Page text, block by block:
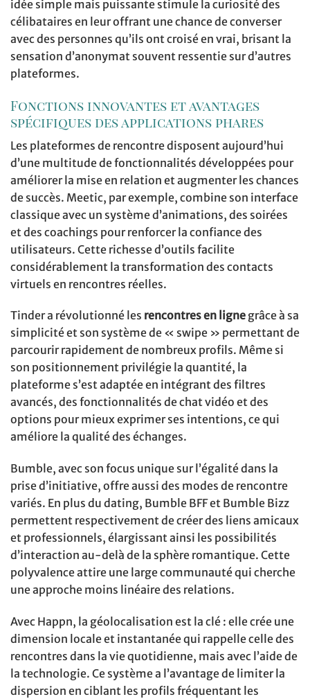
idée simple mais puissante stimule la curiosité des
célibataires en leur offrant une chance de converser
avec des personnes qu’ils ont croisé en vrai, brisant la
sensation d’anonymat souvent ressentie sur d’autres
plateformes.
Fonctions innovantes et avantages
spécifiques des applications phares
Les plateformes de rencontre disposent aujourd’hui
d’une multitude de fonctionnalités développées pour
améliorer la mise en relation et augmenter les chances
de succès. Meetic, par exemple, combine son interface
classique avec un système d’animations, des soirées
et des coachings pour renforcer la confiance des
utilisateurs. Cette richesse d’outils facilite
considérablement la transformation des contacts
virtuels en rencontres réelles.
Tinder a révolutionné les rencontres en ligne grâce à sa
simplicité et son système de « swipe » permettant de
parcourir rapidement de nombreux profils. Même si
son positionnement privilégie la quantité, la
plateforme s’est adaptée en intégrant des filtres
avancés, des fonctionnalités de chat vidéo et des
options pour mieux exprimer ses intentions, ce qui
améliore la qualité des échanges.
Bumble, avec son focus unique sur l’égalité dans la
prise d’initiative, offre aussi des modes de rencontre
variés. En plus du dating, Bumble BFF et Bumble Bizz
permettent respectivement de créer des liens amicaux
et professionnels, élargissant ainsi les possibilités
d’interaction au-delà de la sphère romantique. Cette
polyvalence attire une large communauté qui cherche
une approche moins linéaire des relations.
Avec Happn, la géolocalisation est la clé : elle crée une
dimension locale et instantanée qui rappelle celle des
rencontres dans la vie quotidienne, mais avec l’aide de
la technologie. Ce système a l’avantage de limiter la
dispersion en ciblant les profils fréquentant les